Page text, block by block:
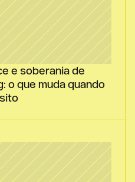
e soberania de
o que muda quando